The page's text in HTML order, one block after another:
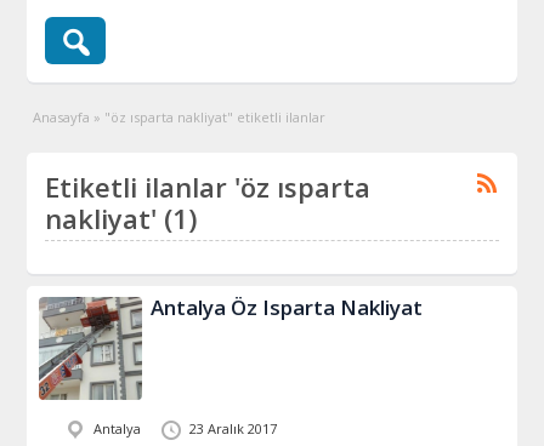
Anasayfa » "öz ısparta nakliyat" etiketli ilanlar
Etiketli ilanlar 'öz ısparta
nakliyat' (1)
Antalya Öz Isparta Nakliyat
Antalya 23 Aralık 2017